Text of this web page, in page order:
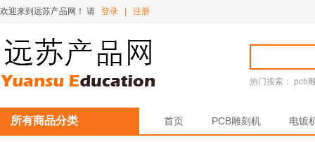
欢迎来到远苏产品网！ 请 登录 注册
热门搜索： pcb
所有商品分类 首页 PCB雕刻机 电镀